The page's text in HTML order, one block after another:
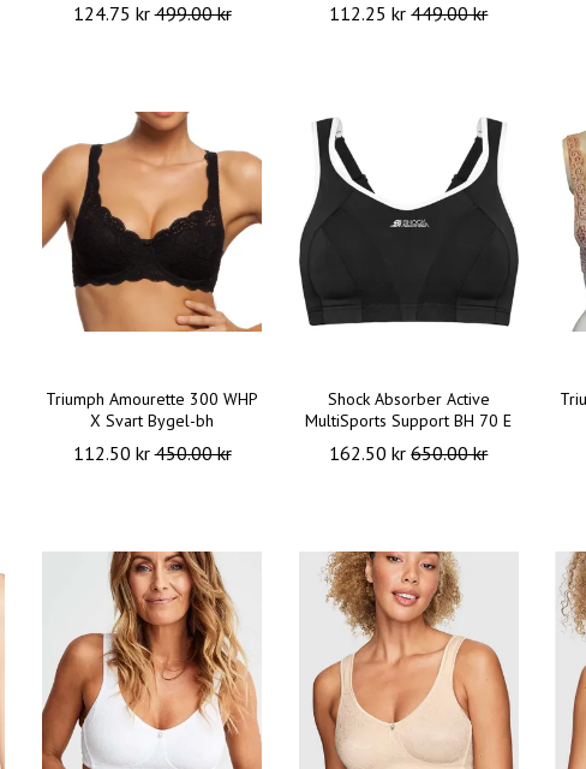
124.75 kr499.00 kr 112.25 kr449.00 kr
Triumph Amourette 300 WHP
X Svart Bygel-bh
112.50 kr450.00 kr
Shock Absorber Active
MultiSports Support BH 70 E
162.50 kr650.00 kr